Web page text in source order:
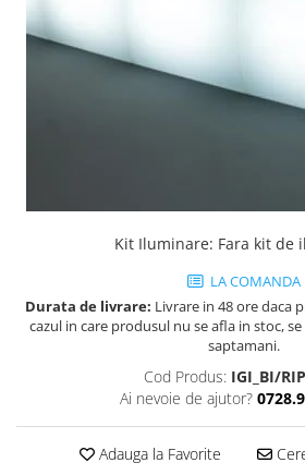
Jardiniere si vase luminoase
Kit Iluminare: Fara kit de
LA COMANDA
Durata de livrare: Livrare in 48 ore daca
cazul in care produsul nu se afla in stoc,
saptamani.
Cod Produs: IGI_BI/
Ai nevoie de ajutor?
Adauga la Favorite